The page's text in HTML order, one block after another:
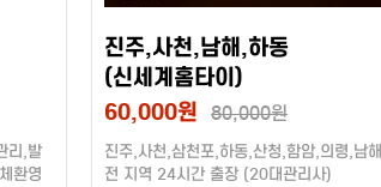
리,발
환영
진주,사천,남해,하동
(신세계홈타이)
60,000원
80,000원
진주,사천,삼천포,하동,산청,함암,의령,남해
전 지역 24시간 출장 (20대관리사)